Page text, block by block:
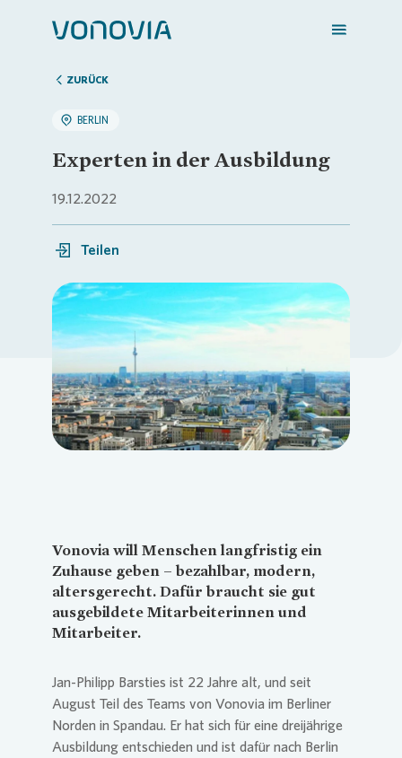
Zuhause finden
Mein Zuhause
Meine Stadt
Weitere Angebote
Login
ZURÜCK
BERLIN
Experten in der Ausbildung
19.12.2022
Teilen
Loading...
Vonovia will Menschen langfristig ein
Zuhause geben – bezahlbar, modern,
altersgerecht. Dafür braucht sie gut
ausgebildete Mitarbeiterinnen und
Mitarbeiter.
Jan-Philipp Barsties ist 22 Jahre alt, und seit
August Teil des Teams von Vonovia im Berliner
Norden in Spandau. Er hat sich für eine dreijährige
Ausbildung entschieden und ist dafür nach Berlin